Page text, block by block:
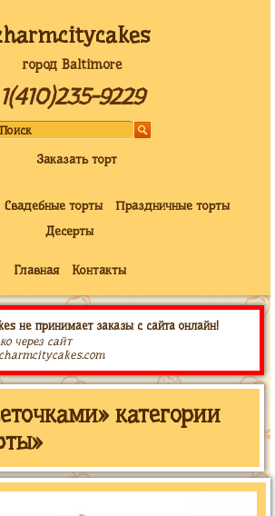
город Baltimore
1(410)235-9229
Заказать торт
Свадебные торты
Праздничные торты
Десерты
Главная Контакты
не принимает заказы с сайта онлайн!
через сайт
категории